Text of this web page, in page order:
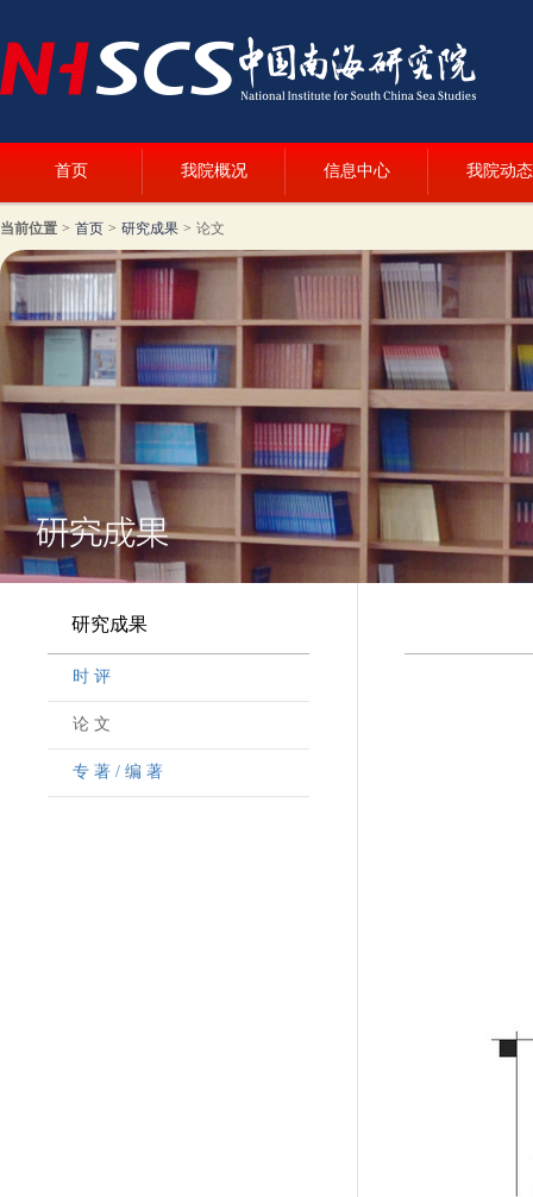
首页 我院概况 信息中心 我院动态
当前位置 > 首页 > 研究成果 > 论文
研究成果
时 评
论 文
专 著 / 编 著